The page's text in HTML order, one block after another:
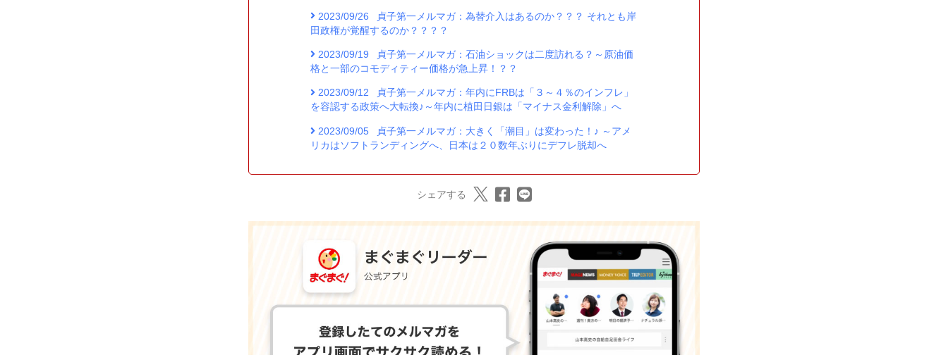
2023/09/26
貞子第一メルマガ：為替介入はあるのか？？？ それとも岸
田政権が覚醒するのか？？？？
2023/09/19
貞子第一メルマガ：石油ショックは二度訪れる？～原油価
格と一部のコモディティー価格が急上昇！？？
2023/09/12
貞子第一メルマガ：年内にFRBは「３～４％のインフレ」
を容認する政策へ大転換♪～年内に植田日銀は「マイナス金利解除」へ
2023/09/05
貞子第一メルマガ：大きく「潮目」は変わった！♪ ～アメ
リカはソフトランディングへ、日本は２０数年ぶりにデフレ脱却へ
シェアする